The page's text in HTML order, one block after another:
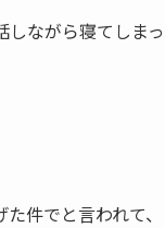
しながら寝てしま
た件でと言われて